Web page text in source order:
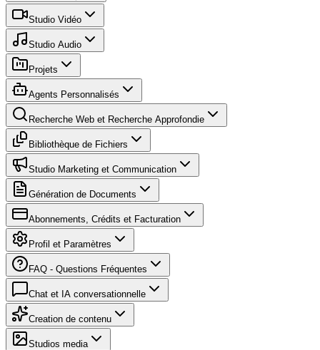
Studio Vidéo
Studio Audio
Projets
Agents Personnalisés
Recherche Web et Recherche Approfondie
Bibliothèque de Fichiers
Studio Marketing et Communication
Génération de Documents
Abonnements, Crédits et Facturation
Profil et Paramètres
FAQ - Questions Fréquentes
Chat et IA conversationnelle
Creation de contenu
Studios media